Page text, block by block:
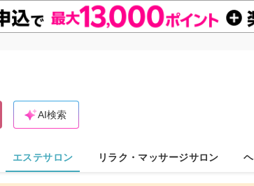
AI検索
エステサロン リラク・マッサージサロン